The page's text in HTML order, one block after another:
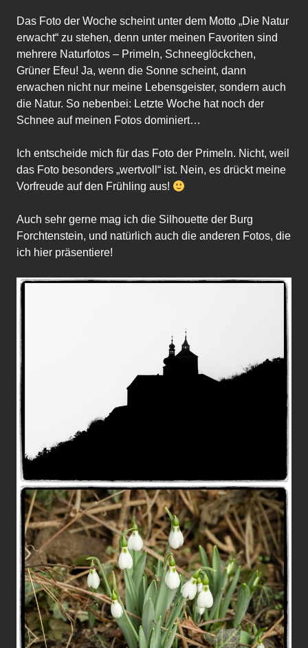
Das Foto der Woche scheint unter dem Motto „Die Natur
erwacht“ zu stehen, denn unter meinen Favoriten sind
mehrere Naturfotos – Primeln, Schneeglöckchen,
Grüner Efeu! Ja, wenn die Sonne scheint, dann
erwachen nicht nur meine Lebensgeister, sondern auch
die Natur. So nebenbei: Letzte Woche hat noch der
Schnee auf meinen Fotos dominiert…
Ich entscheide mich für das Foto der Primeln. Nicht, weil
das Foto besonders „wertvoll“ ist. Nein, es drückt meine
Vorfreude auf den Frühling aus!
Auch sehr gerne mag ich die Silhouette der Burg
Forchtenstein, und natürlich auch die anderen Fotos, die
ich hier präsentiere!